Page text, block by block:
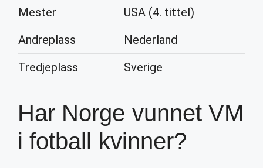
Mester
USA (4. tittel)
Andreplass
Nederland
Tredjeplass
Sverige
Har Norge vunnet VM
i fotball kvinner?